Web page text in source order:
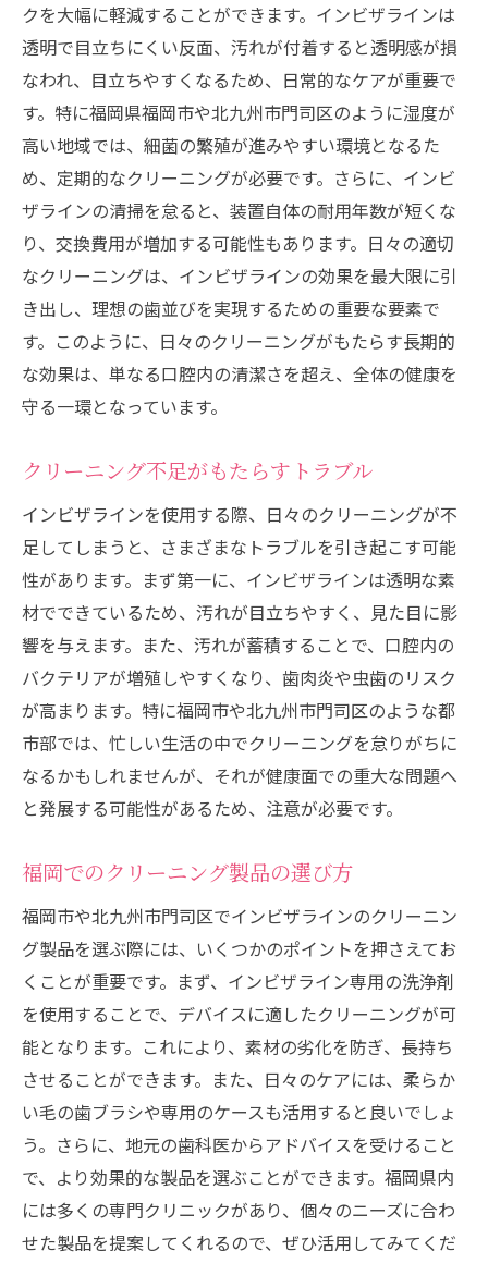
クを大幅に軽減することができます。インビザラインは
透明で目立ちにくい反面、汚れが付着すると透明感が損
なわれ、目立ちやすくなるため、日常的なケアが重要で
す。特に福岡県福岡市や北九州市門司区のように湿度が
高い地域では、細菌の繁殖が進みやすい環境となるた
め、定期的なクリーニングが必要です。さらに、インビ
ザラインの清掃を怠ると、装置自体の耐用年数が短くな
り、交換費用が増加する可能性もあります。日々の適切
なクリーニングは、インビザラインの効果を最大限に引
き出し、理想の歯並びを実現するための重要な要素で
す。このように、日々のクリーニングがもたらす長期的
な効果は、単なる口腔内の清潔さを超え、全体の健康を
守る一環となっています。
クリーニング不足がもたらすトラブル
インビザラインを使用する際、日々のクリーニングが不
足してしまうと、さまざまなトラブルを引き起こす可能
性があります。まず第一に、インビザラインは透明な素
材でできているため、汚れが目立ちやすく、見た目に影
響を与えます。また、汚れが蓄積することで、口腔内の
バクテリアが増殖しやすくなり、歯肉炎や虫歯のリスク
が高まります。特に福岡市や北九州市門司区のような都
市部では、忙しい生活の中でクリーニングを怠りがちに
なるかもしれませんが、それが健康面での重大な問題へ
と発展する可能性があるため、注意が必要です。
福岡でのクリーニング製品の選び方
福岡市や北九州市門司区でインビザラインのクリーニン
グ製品を選ぶ際には、いくつかのポイントを押さえてお
くことが重要です。まず、インビザライン専用の洗浄剤
を使用することで、デバイスに適したクリーニングが可
能となります。これにより、素材の劣化を防ぎ、長持ち
させることができます。また、日々のケアには、柔らか
い毛の歯ブラシや専用のケースも活用すると良いでしょ
う。さらに、地元の歯科医からアドバイスを受けること
で、より効果的な製品を選ぶことができます。福岡県内
には多くの専門クリニックがあり、個々のニーズに合わ
せた製品を提案してくれるので、ぜひ活用してみてくだ